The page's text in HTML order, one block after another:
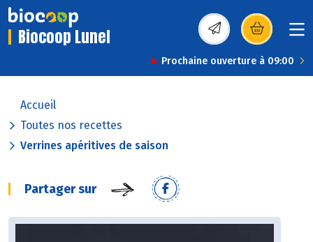
Biocoop Lunel (s’ouvre dans une
Prochaine ouverture à 09:00
Accueil
Toutes nos recettes
Verrines apéritives de saison
Partager sur